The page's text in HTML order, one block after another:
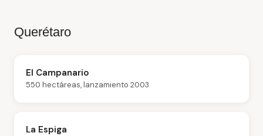
Querétaro
El Campanario
550 hectáreas, lanzamiento 2003
La Espiga